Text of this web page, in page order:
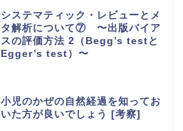
システマティック・レビューとメ
タ解析について⑦ 〜出版バイア
スの評価方法 2（Begg’s testと
Egger’s test）〜
小児のかぜの自然経過を知ってお
いた方が良いでしょう [考察]